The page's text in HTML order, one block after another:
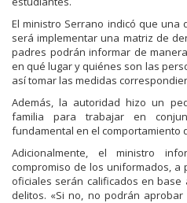
El ministro Serrano indicó que
será implementar una matriz de
padres podrán informar de
en qué lugar y quiénes son las
así tomar las medidas
Además, la autoridad hizo un
familia para trabajar en
fundamental en el comportamiento
Adicionalmente, el ministro
compromiso de los uniformados,
oficiales serán calificados en
delitos. «Si no, no podrán